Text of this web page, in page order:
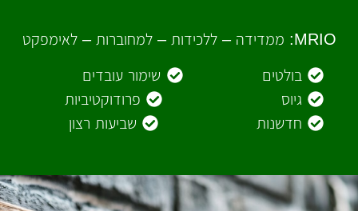
MRIO: ממדידה – ללכידות – למחוברות – לאימפקט
בולטים
גיוס
חדשנות
שימור עובדים
פרודוקטיביות
שביעות רצון